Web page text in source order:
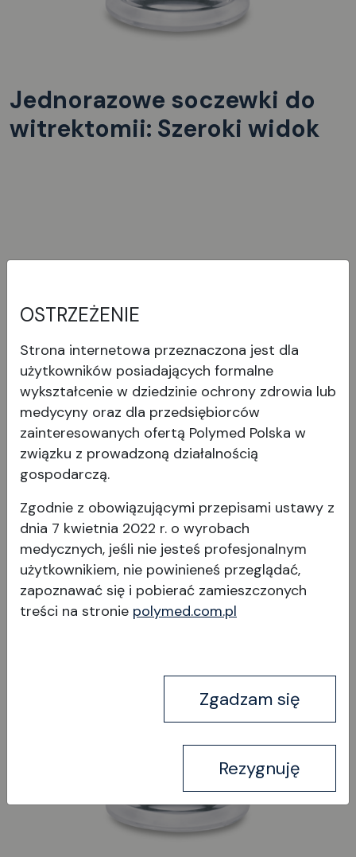
Jednorazowe soczewki do
witrektomii: Szeroki widok
Wyświetl produkt
Jednorazowe soczewki do
witrektomii: Powiększająca
OSTRZEŻENIE
Strona internetowa przeznaczona jest dla
użytkowników posiadających formalne
wykształcenie w dziedzinie ochrony zdrowia lub
medycyny oraz dla przedsiębiorców
zainteresowanych ofertą Polymed Polska w
związku z prowadzoną działalnością
gospodarczą.
Zgodnie z obowiązującymi przepisami ustawy z
dnia 7 kwietnia 2022 r. o wyrobach
medycznych, jeśli nie jesteś profesjonalnym
użytkownikiem, nie powinieneś przeglądać,
zapoznawać się i pobierać zamieszczonych
treści na stronie polymed.com.pl
Zgadzam się
Rezygnuję